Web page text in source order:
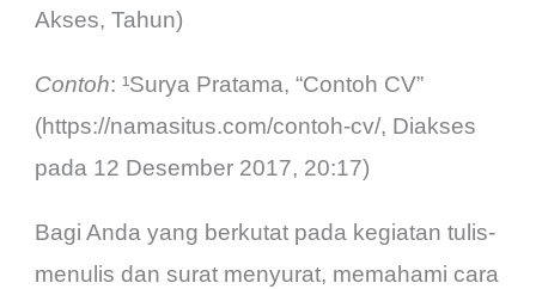
Akses, Tahun)
Contoh: ¹Surya Pratama, “Contoh CV”
(https://namasitus.com/contoh-cv/, Diakses
pada 12 Desember 2017, 20:17)
Bagi Anda yang berkutat pada kegiatan tulis-
menulis dan surat menyurat, memahami cara